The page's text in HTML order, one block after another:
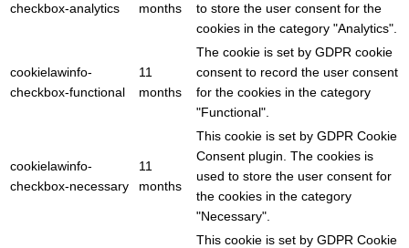
checkbox-analytics
months
to store the user consent for the
cookies in the category "Analytics".
cookielawinfo-
checkbox-functional
11
months
The cookie is set by GDPR cookie
consent to record the user consent
for the cookies in the category
"Functional".
cookielawinfo-
checkbox-necessary
11
months
This cookie is set by GDPR Cookie
Consent plugin. The cookies is
used to store the user consent for
the cookies in the category
"Necessary".
This cookie is set by GDPR Cookie